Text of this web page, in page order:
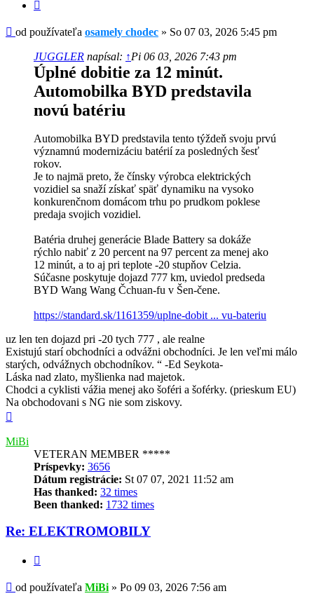
Príspevok
od používateľa osamely chodec » So 07 03, 2026 5:45 pm
JUGGLER napísal: ↑Pi 06 03, 2026 7:43 pm
Úplné dobitie za 12 minút.
Automobilka BYD predstavila
novú batériu
Automobilka BYD predstavila tento týždeň svoju prvú
významnú modernizáciu batérií za posledných šesť
rokov.
Je to najmä preto, že čínsky výrobca elektrických
vozidiel sa snaží získať späť dynamiku na vysoko
konkurenčnom domácom trhu po prudkom poklese
predaja svojich vozidiel.
Batéria druhej generácie Blade Battery sa dokáže
rýchlo nabiť z 20 percent na 97 percent za menej ako
12 minút, a to aj pri teplote -20 stupňov Celzia.
Súčasne poskytuje dojazd 777 km, uviedol predseda
BYD Wang Wang Čchuan-fu v Šen-čene.
https://standard.sk/1161359/uplne-dobit ... vu-bateriu
uz len ten dojazd pri -20 tych 777 , ale realne
Existujú starí obchodníci a odvážni obchodníci. Je len veľmi málo
starých, odvážnych obchodníkov. “ -Ed Seykota-
Láska nad zlato, myšlienka nad majetok.
Chodci a cyklisti vážia menej ako šoféri a šoférky. (prieskum EU)
Na obchodovani s NG nie som ziskovy.
MiBi
VETERAN MEMBER *****
Príspevky: 3656
Dátum registrácie: St 07 07, 2021 11:52 am
Has thanked: 32 times
Been thanked: 1732 times
Re: ELEKTROMOBILY
Príspevok
od používateľa MiBi » Po 09 03, 2026 7:56 am